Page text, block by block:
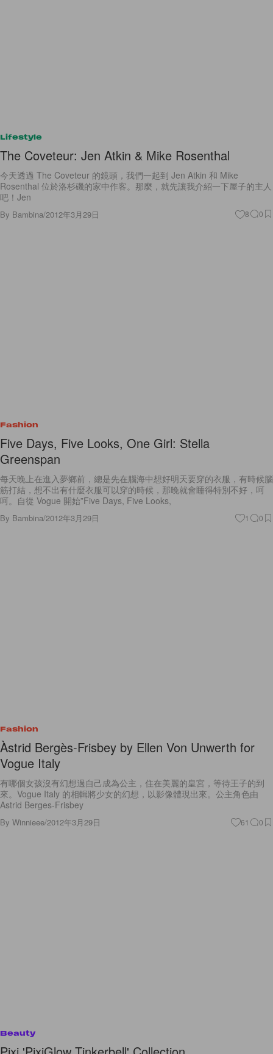
Lifestyle
The Coveteur: Jen Atkin & Mike Rosenthal
今天透過 The Coveteur 的鏡頭，我們一起到 Jen Atkin 和 Mike
Rosenthal 位於洛杉磯的家中作客。那麼，就先讓我介紹一下屋子的主人
吧！Jen
By Bambina/2012年3月29日 8 0
Fashion
Five Days, Five Looks, One Girl: Stella
Greenspan
每天晚上在進入夢鄉前，總是先在腦海中想好明天要穿的衣服，有時候腦
筋打結，想不出有什麼衣服可以穿的時候，那晚就會睡得特別不好，呵
呵。自從 Vogue 開始”Five Days, Five Looks,
By Bambina/2012年3月29日 1 0
Fashion
Àstrid Bergès-Frisbey by Ellen Von Unwerth for
Vogue Italy
有哪個女孩沒有幻想過自己成為公主，住在美麗的皇宮，等待王子的到
來。Vogue Italy 的相輯將少女的幻想，以影像體現出來。公主角色由
Astrid Berges-Frisbey
By Winnieee/2012年3月29日 61 0
Beauty